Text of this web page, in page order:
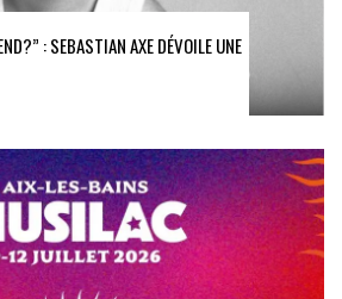
: SEBASTIAN AXE DÉVOILE UNE